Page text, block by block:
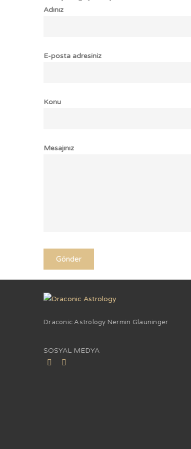
Adınız
E-posta adresiniz
Konu
Mesajınız
Draconic Astrology Nermin Glauninger
SOSYAL MEDYA